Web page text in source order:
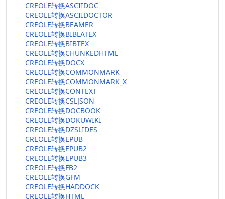
CREOLE转换ASCIIDOC
CREOLE转换ASCIIDOCTOR
CREOLE转换BEAMER
CREOLE转换BIBLATEX
CREOLE转换BIBTEX
CREOLE转换CHUNKEDHTML
CREOLE转换DOCX
CREOLE转换COMMONMARK
CREOLE转换COMMONMARK_X
CREOLE转换CONTEXT
CREOLE转换CSLJSON
CREOLE转换DOCBOOK
CREOLE转换DOKUWIKI
CREOLE转换DZSLIDES
CREOLE转换EPUB
CREOLE转换EPUB2
CREOLE转换EPUB3
CREOLE转换FB2
CREOLE转换GFM
CREOLE转换HADDOCK
CREOLE转换HTML